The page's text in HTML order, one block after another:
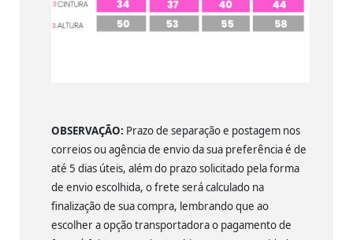
OBSERVAÇÃO: Prazo de separação e postagem nos
correios ou agência de envio da sua preferência é de
até 5 dias úteis, além do prazo solicitado pela forma
de envio escolhida, o frete será calculado na
finalização de sua compra, lembrando que ao
escolher a opção transportadora o pagamento de